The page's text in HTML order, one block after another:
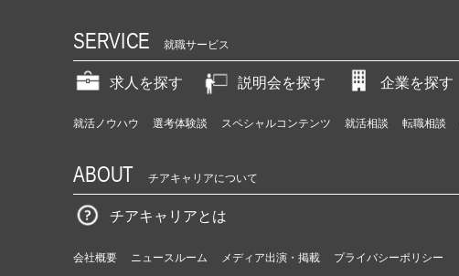
SERVICE 就職サービス
求人を探す 説明会を探す 企業を探す
就活ノウハウ 選考体験談 スペシャルコンテンツ 就活相談 転職相談
ABOUT チアキャリアについて
チアキャリアとは
会社概要 ニュースルーム メディア出演・掲載 プライバシーポリシー